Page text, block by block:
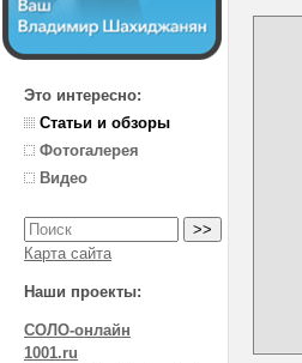
Это интересно:
Статьи и обзоры
Фотогалерея
Видео
Карта сайта
Наши проекты:
СОЛО-онлайн
1001.ru